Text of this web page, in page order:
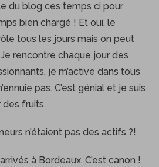
du blog ces temps ci pour
bien chargé ! Et oui, le
tous les jours mais on peut
rencontre chaque jour des
je m’active dans tous
pas. C’est génial et je suis
fruits.
n’étaient pas des actifs ?!
à Bordeaux. C’est canon !